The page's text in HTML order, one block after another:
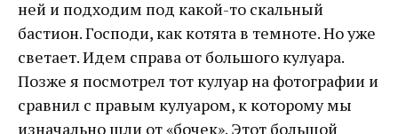
ней и подходим под какой-то скальный
бастион. Господи, как котята в темноте. Но уже
светает. Идем справа от большого кулуара.
Позже я посмотрел тот кулуар на фотографии и
сравнил с правым кулуаром, к которому мы
изначально шли от «бочек». Этот большой